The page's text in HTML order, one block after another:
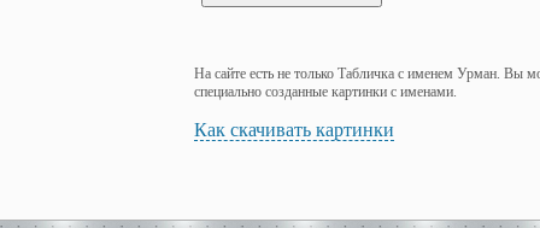
На сайте есть не только Табличка с именем Урман. Вы
специально созданные картинки с именами.
Как скачивать картинки